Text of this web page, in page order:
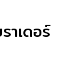
าเดอร์